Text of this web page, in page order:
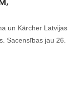
un Kärcher Latvijas
Sacensības jau 26.